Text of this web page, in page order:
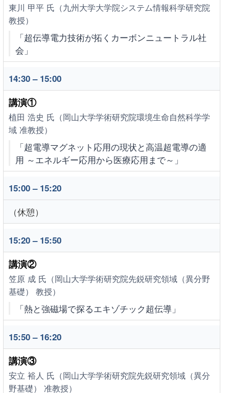
東川 甲平 氏（九州大学大学院システム情報科学研究院
教授）
「超伝導電力技術が拓くカーボンニュートラル社
会」
14:30 – 15:00
講演①
植田 浩史 氏（岡山大学学術研究院環境生命自然科学学
域 准教授）
「超電導マグネット応用の現状と高温超電導の適
用 ～エネルギー応用から医療応用まで～」
15:00 – 15:20
（休憩）
15:20 – 15:50
講演②
笠原 成 氏（岡山大学学術研究院先鋭研究領域（異分野
基礎） 教授）
「熱と強磁場で探るエキゾチック超伝導」
15:50 – 16:20
講演③
安立 裕人 氏（岡山大学学術研究院先鋭研究領域（異分
野基礎） 准教授）